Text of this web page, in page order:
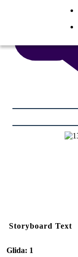
Storyboard Text
Glida: 1